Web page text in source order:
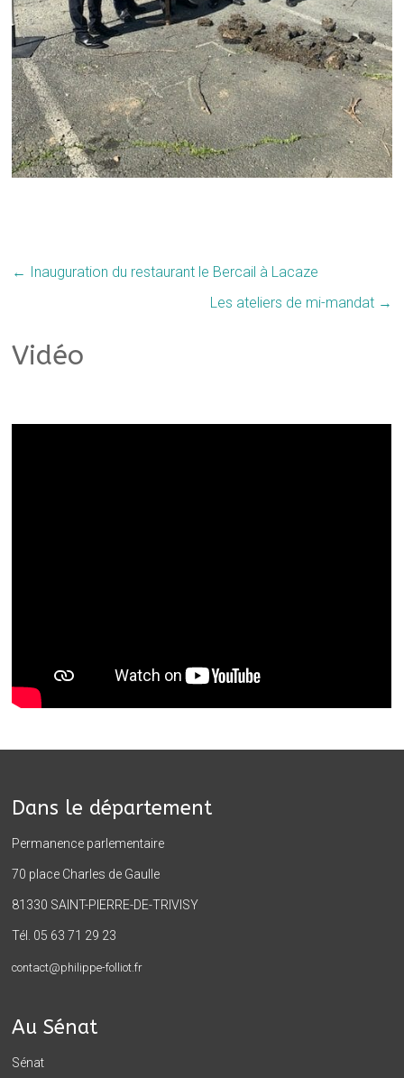
←
Inauguration du restaurant le Bercail à Lacaze
Les ateliers de mi-mandat →
Vidéo
Dans le département
Permanence parlementaire
70 place Charles de Gaulle
81330 SAINT-PIERRE-DE-TRIVISY
Tél. 05 63 71 29 23
contact@philippe-folliot.fr
Au Sénat
Sénat